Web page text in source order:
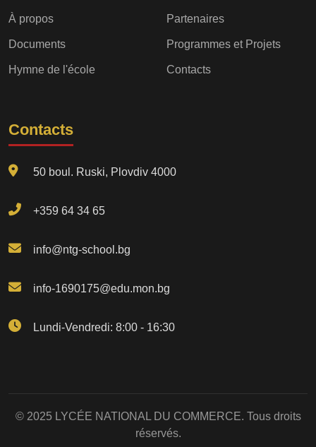
À propos
Documents
Hymne de l'école
Partenaires
Programmes et Projets
Contacts
Contacts
50 boul. Ruski, Plovdiv 4000
+359 64 34 65
info@ntg-school.bg
info-1690175@edu.mon.bg
Lundi-Vendredi: 8:00 - 16:30
© 2025 LYCÉE NATIONAL DU COMMERCE. Tous droits
réservés.